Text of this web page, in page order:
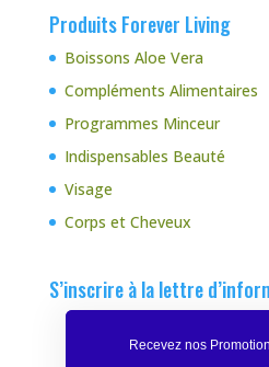
Produits Forever Living
Boissons Aloe Vera
Compléments Alimentaires
Programmes Minceur
Indispensables Beauté
Visage
Corps et Cheveux
S’inscrire à la lettre
Recevez nos